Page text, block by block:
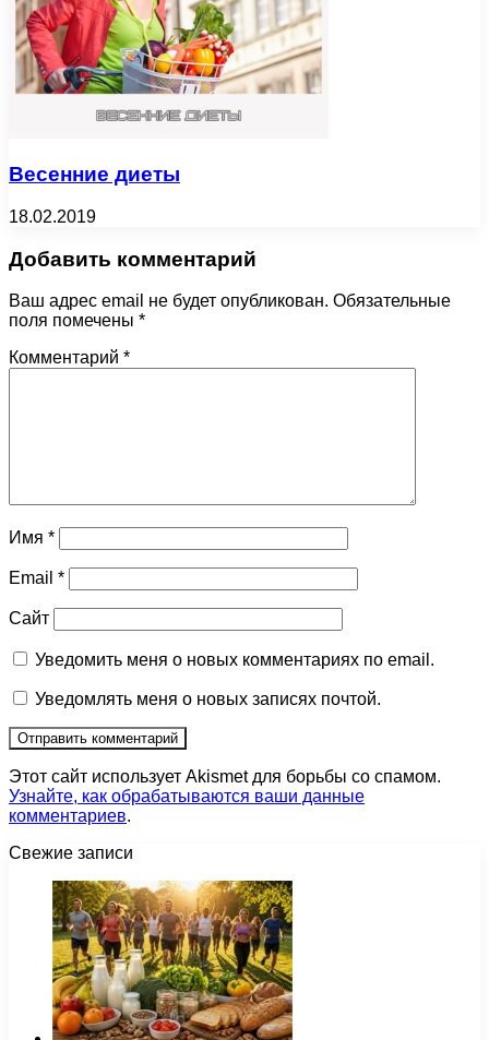
Весенние диеты
18.02.2019
Добавить комментарий
Ваш адрес email не будет опубликован. Обязательные
поля помечены *
Комментарий *
Имя *
Email *
Сайт
Уведомить меня о новых комментариях по email.
Уведомлять меня о новых записях почтой.
Этот сайт использует Akismet для борьбы со спамом.
Узнайте, как обрабатываются ваши данные
комментариев.
Свежие записи